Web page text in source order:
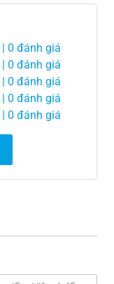
| 0 đánh giá
| 0 đánh giá
| 0 đánh giá
| 0 đánh giá
| 0 đánh giá